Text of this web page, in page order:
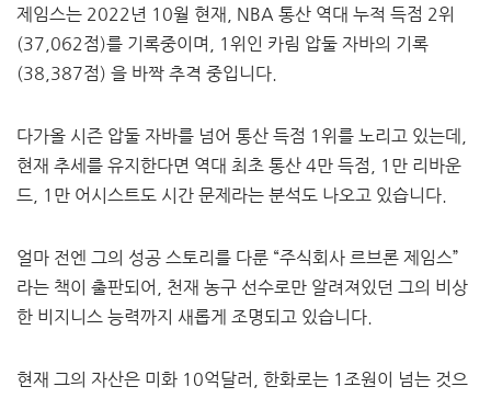
제임스는 2022년 10월 현재, NBA 통산 역대 누적 득점 2위
(37,062점)를 기록중이며, 1위인 카림 압둘 자바의 기록
(38,387점) 을 바짝 추격 중입니다.
다가올 시즌 압둘 자바를 넘어 통산 득점 1위를 노리고 있는데,
현재 추세를 유지한다면 역대 최초 통산 4만 득점, 1만 리바운
드, 1만 어시스트도 시간 문제라는 분석도 나오고 있습니다.
얼마 전엔 그의 성공 스토리를 다룬 “주식회사 르브론 제임스”
라는 책이 출판되어, 천재 농구 선수로만 알려져있던 그의 비상
한 비지니스 능력까지 새롭게 조명되고 있습니다.
현재 그의 자산은 미화 10억달러, 한화로는 1조원이 넘는 것으